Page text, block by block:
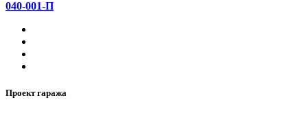
040-001-П
Проект гаража